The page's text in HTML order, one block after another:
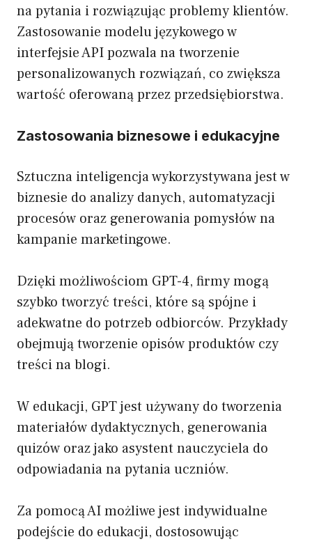
na pytania i rozwiązując problemy klientów.
Zastosowanie modelu językowego w
interfejsie API pozwala na tworzenie
personalizowanych rozwiązań, co zwiększa
wartość oferowaną przez przedsiębiorstwa.
Zastosowania biznesowe i edukacyjne
Sztuczna inteligencja wykorzystywana jest w
biznesie do analizy danych, automatyzacji
procesów oraz generowania pomysłów na
kampanie marketingowe.
Dzięki możliwościom GPT-4, firmy mogą
szybko tworzyć treści, które są spójne i
adekwatne do potrzeb odbiorców. Przykłady
obejmują tworzenie opisów produktów czy
treści na blogi.
W edukacji, GPT jest używany do tworzenia
materiałów dydaktycznych, generowania
quizów oraz jako asystent nauczyciela do
odpowiadania na pytania uczniów.
Za pomocą AI możliwe jest indywidualne
podejście do edukacji, dostosowując